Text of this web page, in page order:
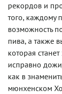
рекордов и
того, каждому
возможность
пива, а также
которая
исправно
как в
мюнхенском